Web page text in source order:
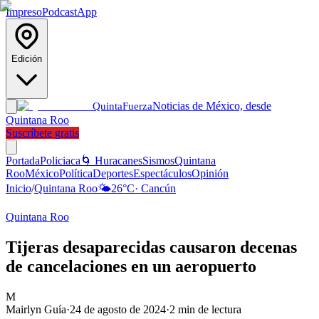
ImpresoPodcastApp
Edición
QuintaFuerzaNoticias de México, desde
Quintana Roo
Suscríbete gratis
PortadaPoliciaca 🌀 HuracanesSismosQuintana
RooMéxicoPolíticaDeportesEspectáculosOpinión
Inicio/Quintana Roo🌤️26°C· Cancún
Quintana Roo
Tijeras desaparecidas causaron decenas
de cancelaciones en un aeropuerto
M
Mairlyn Guía·24 de agosto de 2024·2 min de lectura